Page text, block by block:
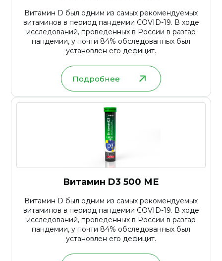
Витамин D был одним из самых рекомендуемых
витаминов в период пандемии COVID-19. В ходе
исследований, проведенных в России в разгар
пандемии, у почти 84% обследованных был
установлен его дефицит.
Подробнее
Витамин D3 500 МЕ
Витамин D был одним из самых рекомендуемых
витаминов в период пандемии COVID-19. В ходе
исследований, проведенных в России в разгар
пандемии, у почти 84% обследованных был
установлен его дефицит.